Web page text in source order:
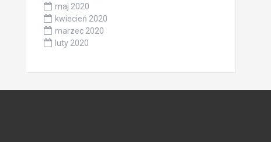
maj 2020
kwiecień 2020
marzec 2020
luty 2020